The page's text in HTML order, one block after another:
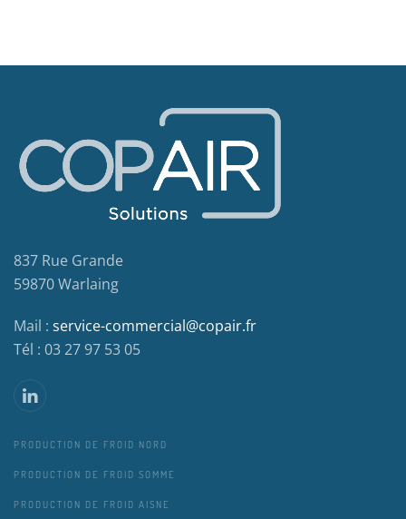
837 Rue Grande
59870 Warlaing
Mail : service-commercial@copair.fr
Tél : 03 27 97 53 05
PRODUCTION DE FROID NORD
PRODUCTION DE FROID SOMME
PRODUCTION DE FROID AISNE